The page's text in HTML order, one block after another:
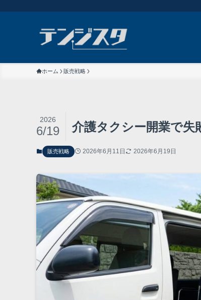
ホーム 販売戦略
介護タクシー開業で失
2026
6/19
販売戦略 2026年6月11日 2026年6月19日